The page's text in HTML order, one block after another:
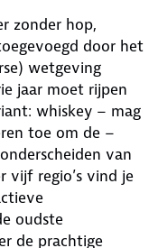
zonder hop,
door het
wetgeving
jaar moet rijpen
whiskey – mag
toe om de –
van
vijf regio’s vind je
oudste
de prachtige